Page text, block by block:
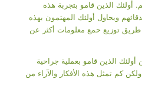
أولئك الذين قامو بتجربة هذه
ويحاول أولئك المهتمون بهذه
توزيع حمع معلومات أكثر عن
الذين قامو بعملية جراحية
كم تمثل هذه الأفكار والآراء من